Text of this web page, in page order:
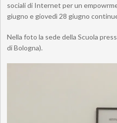
sociali di Internet per un
giugno e giovedì 28 giugno
Nella foto la sede della Scuola
di Bologna).